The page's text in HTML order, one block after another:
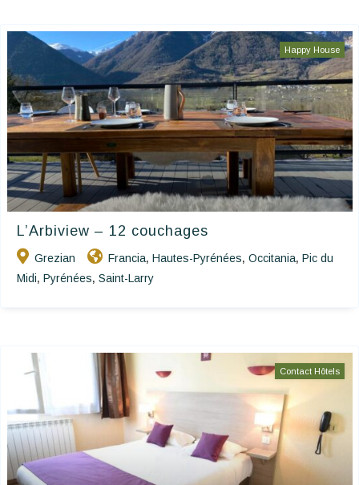
Happy House
L’Arbiview – 12 couchages
Grezian Francia, Hautes-Pyrénées, Occitania, Pic du
Midi, Pyrénées, Saint-Larry
Contact Hôtels